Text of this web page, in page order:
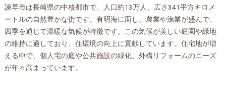
諫早市は長崎県の中核都市で、人口約13万人、広さ341平方キロメ
ートルの自然豊かな街です。有明海に面し、農業や漁業が盛んで、
四季を通じて温暖な気候が特徴です。この気候が美しい庭園や緑地
の維持に適しており、住環境の向上に貢献しています。住宅地が増
える中で、個人宅の庭や公共施設の緑化、外構リフォームのニーズ
が年々高まっています。